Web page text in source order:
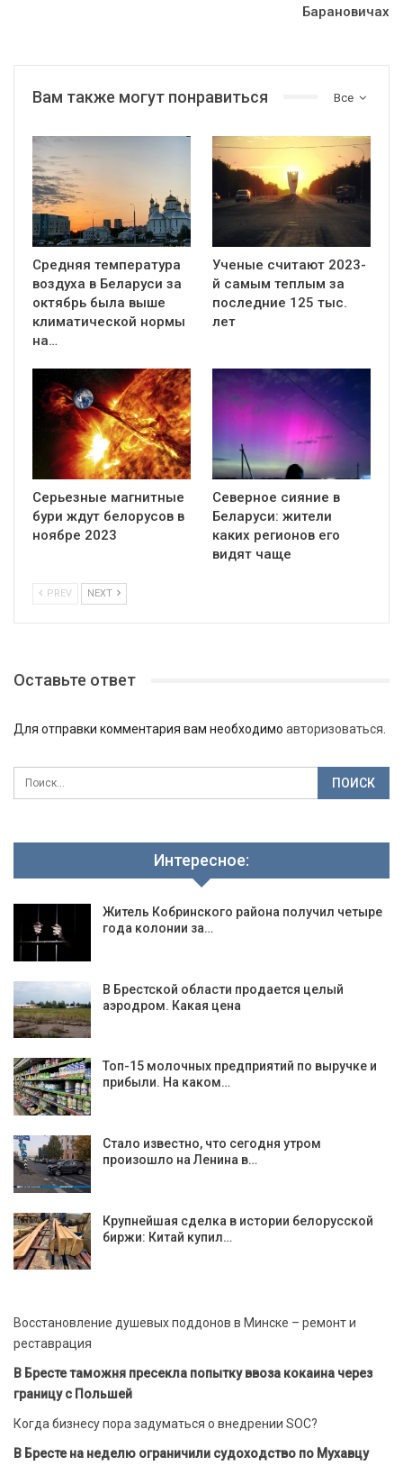
Барановичах
Все
Вам также могут понравиться
Средняя температура
воздуха в Беларуси за
октябрь была выше
климатической нормы
на…
Ученые считают 2023-
й самым теплым за
последние 125 тыс.
лет
Серьезные магнитные
бури ждут белорусов в
ноябре 2023
Северное сияние в
Беларуси: жители
каких регионов его
видят чаще
PREV NEXT
Оставьте ответ
Для отправки комментария вам необходимо авторизоваться
Интересное:
Житель Кобринского района получил четыре
года колонии за…
В Брестской области продается целый
аэродром. Какая цена
Топ-15 молочных предприятий по выручке и
прибыли. На каком…
Стало известно, что сегодня утром
произошло на Ленина в…
Крупнейшая сделка в истории белорусской
биржи: Китай купил…
Восстановление душевых поддонов в Минске – ремонт и
реставрация
В Бресте таможня пресекла попытку ввоза кокаина через
границу с Польшей
Когда бизнесу пора задуматься о внедрении SOC?
В Бресте на неделю ограничили судоходство по Мухавцу